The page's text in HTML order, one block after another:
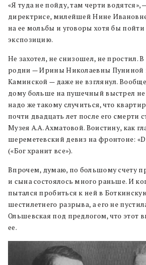
«Я туда не пойду, там черти водятся»,
директрисе, милейшей Нине
на ее мольбы и уговоры хотя бы
экспозицию.
Не захотел, не снизошел, не простил.
родни — Ирины Николаевны Пуниной
Каминской — даже не взглянул.
дому больше на пушечный выстрел
надо же такому случиться, что
почти двадцать лет после его смерти
Музея А.А. Ахматовой. Воистину, как
шереметевский девиз на фронтоне:
(«Бог хранит все»).
Впрочем, думаю, по большому счету
и сына состоялось много раньше. И
пытался пробиться к ней в
шестилетнего разрыва, а его не
Ольшевская под предлогом, что этот
ее.